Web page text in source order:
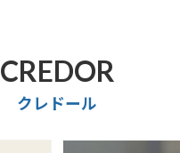
CREDOR
クレドール